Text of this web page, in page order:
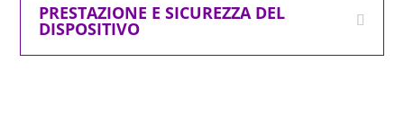
PRESTAZIONE E SICUREZZA DEL
DISPOSITIVO